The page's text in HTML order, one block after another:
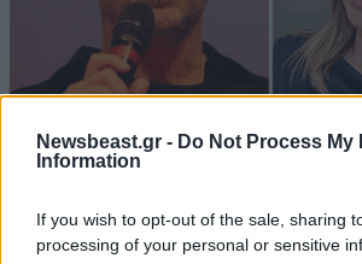
Newsbeast.gr - Do Not Process My
Information
If you wish to opt-out of the sale, sharing
processing of your personal or sensitive
Θανάσης Αυγερινός για
«Σπέκουλα, ψεύδη, πολιτική